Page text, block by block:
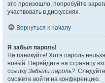
это произошло, попробуйте
участвовать в дискуссиях.
Вернуться к началу
Я забыл пароль!
Не паникуйте! Хотя пароль
новый. Перейдите на страницу
ссылку Забыли пароль?.
сможете войти на конференцию.